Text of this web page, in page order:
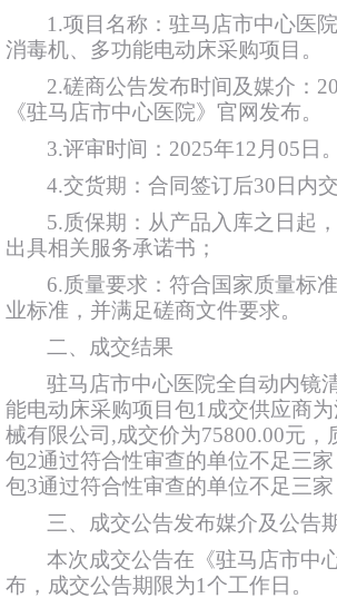
1.项目名称：驻马店市中心医
消毒机、多功能电动床采购项目。
2.磋商公告发布时间及媒介：
《驻马店市中心医院》官网发布。
3.评审时间：2025年12月05日。
4.交货期：合同签订后30日内交
5.质保期：从产品入库之日起
出具相关服务承诺书；
6.质量要求：符合国家质量标
业标准，并满足磋商文件要求。
二、成交结果
驻马店市中心医院全自动内镜
能电动床采购项目包1成交供应商
械有限公司,成交价为75800.00元，
包2通过符合性审查的单位不足三家
包3通过符合性审查的单位不足三家
三、成交公告发布媒介及公告
本次成交公告在《驻马店市中
布，成交公告期限为1个工作日。